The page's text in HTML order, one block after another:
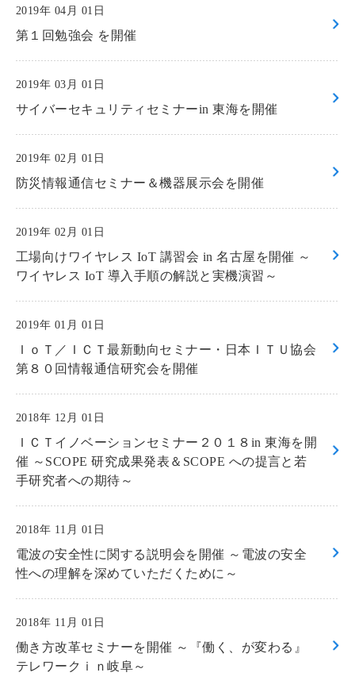
2019年 04月 01日
第１回勉強会 を開催
2019年 03月 01日
サイバーセキュリティセミナーin 東海を開催
2019年 02月 01日
防災情報通信セミナー＆機器展示会を開催
2019年 02月 01日
工場向けワイヤレス IoT 講習会 in 名古屋を開催 ～
ワイヤレス IoT 導入手順の解説と実機演習～
2019年 01月 01日
ＩｏＴ／ＩＣＴ最新動向セミナー・日本ＩＴＵ協会
第８０回情報通信研究会を開催
2018年 12月 01日
ＩＣＴイノベーションセミナー２０１８in 東海を開
催 ～SCOPE 研究成果発表＆SCOPE への提言と若
手研究者への期待～
2018年 11月 01日
電波の安全性に関する説明会を開催 ～電波の安全
性への理解を深めていただくために～
2018年 11月 01日
働き方改革セミナーを開催 ～『働く、が変わる』
テレワークｉｎ岐阜～